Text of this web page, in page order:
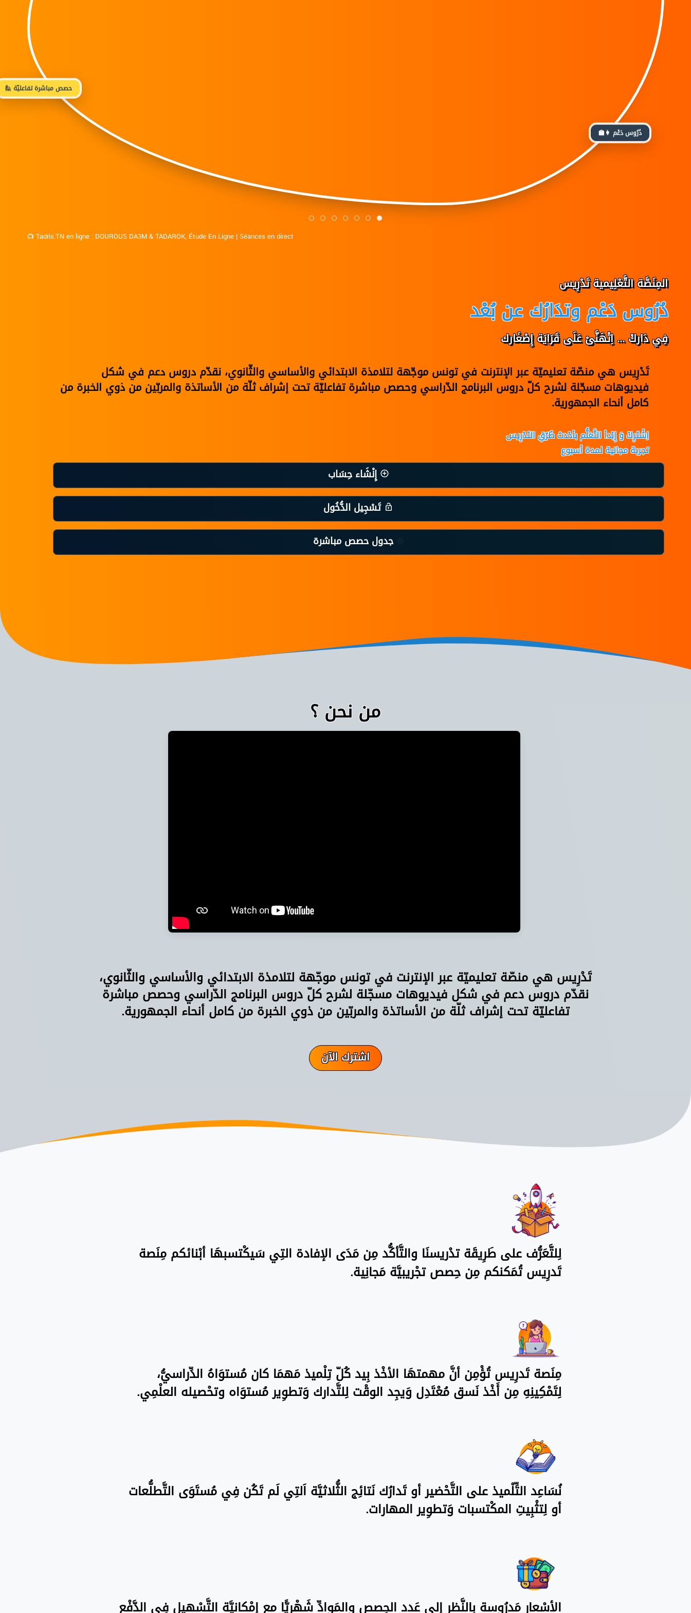
🙋 حصص مباشرة تفاعليّة
👩‍🏫 دُرُوس دَعْم
📺 Tadris.TN en ligne: DOUROUS DA3M&TADAROK, Étude En Ligne|Séances en direct
المِنَصَّة التَّعْلِيمية تَدْرِيس
دُرُوس دَعْم وتدَارُك عن بُعْد
فِي دَاركْ ... اِتْهَنَّىْ عَلَى قَرَايَة إِصْغَارك
تَدْرِيس هي منصّة تعليميّة عبر الإنترنت في تونس موجّهة لتلامذة الابتدائي والأساسي والثّانوي، نقدّم دروس دعم في شكل
فيديوهات مسجّلة لشرح كلّ دروس البرنامج الدّراسي وحصص مباشرة تفاعليّة تحت إشراف ثلّة من الأساتذة والمربّين من ذوي الخبرة من
كامل أنحاء الجمهورية.
اِشْتَرِكْ وَ إِبْدأ التَّعَلُّم بأحْدث طُرُقِ التَدْرِيس
تجربة مجانية لمدة أسبوع
إِنْشَاء حِسَاب
تَسْجِيل الدُّخُول
جدول حصص مباشرة
من نحن ؟
تَدْرِيس هي منصّة تعليميّة عبر الإنترنت في تونس موجّهة لتلامذة الابتدائي والأساسي والثّانوي،
نقدّم دروس دعم في شكل فيديوهات مسجّلة لشرح كلّ دروس البرنامج الدّراسي وحصص مباشرة
تفاعليّة تحت إشراف ثلّة من الأساتذة والمربّين من ذوي الخبرة من كامل أنحاء الجمهورية.
اشترك الآن
لِلتَّعَرُّف على طَرِيقَة تدْريسنَا والتَّأكُّد مِن مَدَى الإفادة التِي سَيكْتسبهَا أبْنائكم مِنَصة
تَدرِيس تُمَكنكم مِن حِصص تجْريبيَّة مَجانِية.
مِنَصة تَدرِيس تُؤْمِن أنَّ مهمتهَا الأخْذ بِيد كُلّ تِلْميذ مَهمَا كان مُستوَاهُ الدِّراسيُّ،
لِتَمْكِينِهِ مِن أَخْذ نَسق مُعْتَدِل وَيجِد الوقْت لِلتَّدارك وَتطوِير مُستوَاه وتحْصيله العلْمِي.
نُسَاعِد التِّلْميذ على التَّحْضير أو تَدارُك نَتائِج الثُّلاثيَّة اَلتِي لَم تَكُن فِي مُستَوَى التَّطلُّعات
أو لِتثْبِيتِ المكْتسبات وَتطوِير المهارات.
الأسْعار مَدرُوسة بِالنَّظر إِلى عَدد الحِصص والمَوادِّ شَهْريًّا مع إِمْكانيَّة التَّسْهيل فِي الدَّفْع